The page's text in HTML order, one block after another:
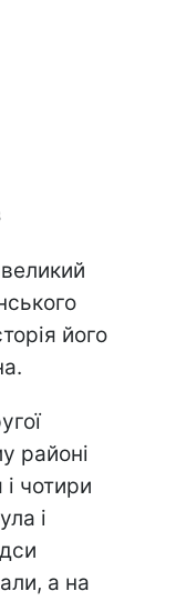
його
районі
чотири
і
а на